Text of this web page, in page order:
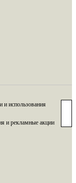
и использования
и рекламные акции